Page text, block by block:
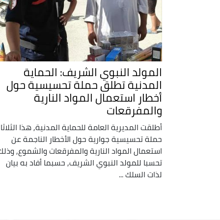
المولد النبوي الشريف: الحماية
المدنية تطلق حملة تحسيسية حول
أخطار استعمال المواد النارية
والمفرقعات
أطلقت المديرية العامة للحماية المدنية, هذا
حملة تحسيسية جوارية حول الأخطار الناجمة عن
استعمال المواد النارية والمفرقعات والشموع,
تحسبا للمولد النبوي الشريف, حسبما أفاد به بيان
لذات السلك ...